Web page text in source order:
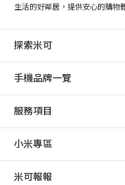
生活的好鄰居，提供安心的購物
探索米可
手機品牌一覽
服務項目
小米專區
米可報報